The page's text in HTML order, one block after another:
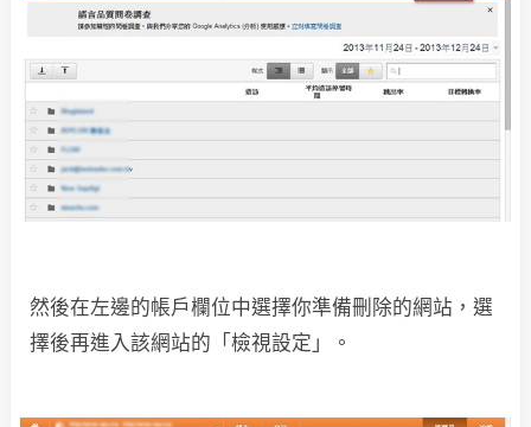
然後在左邊的帳戶欄位中選擇你準備刪除的網站，選
擇後再進入該網站的「檢視設定」。